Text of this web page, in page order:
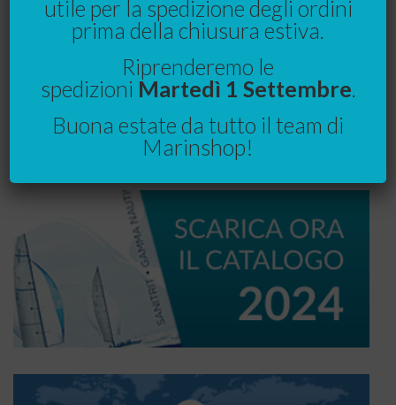
Affidabilita e qualita garantite
utile per la spedizione degli ordini
prima della chiusura estiva.
Riprenderemo le
spedizioni Martedì 1 Settembre.
Buona estate da tutto il team di
Marinshop!